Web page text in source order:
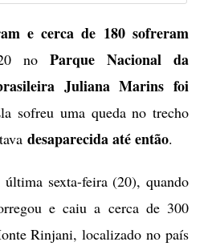
e cerca de 180 sofreram
noParque Nacional da
Juliana Marins foi
sofreu uma queda no trecho
desaparecida até então.
sexta-feira (20), quando
e caiu a cerca de 300
Rinjani, localizado no país